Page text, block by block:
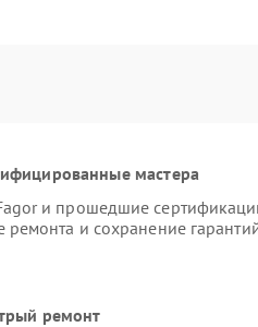
мастера
и прошедшие
ремонта и сохранение
ремонт